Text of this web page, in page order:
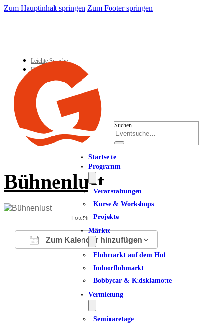
Zum Hauptinhalt springen Zum Footer springen
Leichte Sprache
Kontakt
Suchen
Startseite
Programm
Veranstaltungen
Kurse & Workshops
Projekte
Märkte
Flohmarkt auf dem Hof
Indoorflohmarkt
Bobbycar & Kidsklamotte
Vermietung
Seminaretage
Bühnenlust
Foto: Instagram @mo.einfach
Zum Kalender hinzufügen